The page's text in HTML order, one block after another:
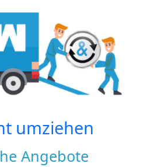
umziehen
Angebote